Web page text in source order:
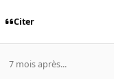
Citer
7 mois après...